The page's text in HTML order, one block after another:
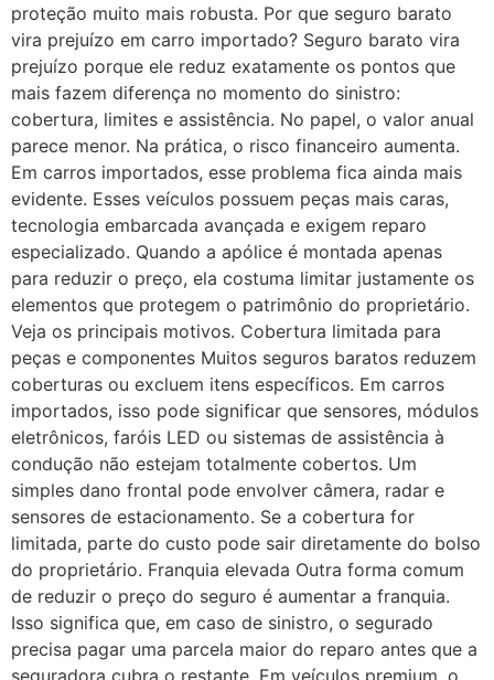
proteção muito mais robusta. Por que seguro barato
vira prejuízo em carro importado? Seguro barato vira
prejuízo porque ele reduz exatamente os pontos que
mais fazem diferença no momento do sinistro:
cobertura, limites e assistência. No papel, o valor anual
parece menor. Na prática, o risco financeiro aumenta.
Em carros importados, esse problema fica ainda mais
evidente. Esses veículos possuem peças mais caras,
tecnologia embarcada avançada e exigem reparo
especializado. Quando a apólice é montada apenas
para reduzir o preço, ela costuma limitar justamente os
elementos que protegem o patrimônio do proprietário.
Veja os principais motivos. Cobertura limitada para
peças e componentes Muitos seguros baratos reduzem
coberturas ou excluem itens específicos. Em carros
importados, isso pode significar que sensores, módulos
eletrônicos, faróis LED ou sistemas de assistência à
condução não estejam totalmente cobertos. Um
simples dano frontal pode envolver câmera, radar e
sensores de estacionamento. Se a cobertura for
limitada, parte do custo pode sair diretamente do bolso
do proprietário. Franquia elevada Outra forma comum
de reduzir o preço do seguro é aumentar a franquia.
Isso significa que, em caso de sinistro, o segurado
precisa pagar uma parcela maior do reparo antes que a
seguradora cubra o restante. Em veículos premium, o